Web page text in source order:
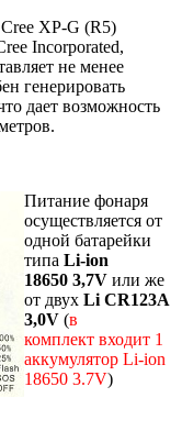
XP-G (R5)
Incorporated,
не менее
генерировать
дает возможность
Питание фонаря
осуществляется от
одной батарейки
типа Li-ion
18650 3,7V или же
от двух Li CR123A
3,0V (в
комплект входит 1
аккумулятор Li-ion
18650 3.7V)